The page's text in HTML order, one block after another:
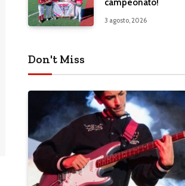
campeonato!
3 agosto, 2026
Don't Miss